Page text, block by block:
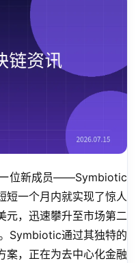
位新成员——Symbiotic
短一个月内就实现了惊人
元，迅速攀升至市场第二
Symbiotic通过其独特的
案，正在为去中心化金融